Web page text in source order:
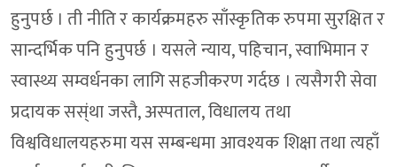
हुनुपर्छ । ती नीति र कार्यक्रमहरु साँस्कृतिक रुपमा सुरक्षित र
सान्दर्भिक पनि हुनुपर्छ । यसले न्याय, पहिचान, स्वाभिमान र
स्वास्थ्य सम्वर्धनका लागि सहजीकरण गर्दछ । त्यसैगरी सेवा
प्रदायक सस्ंथा जस्तै, अस्पताल, विधालय तथा
विश्वविधालयहरुमा यस सम्बन्धमा आवश्यक शिक्षा तथा त्यहाँ